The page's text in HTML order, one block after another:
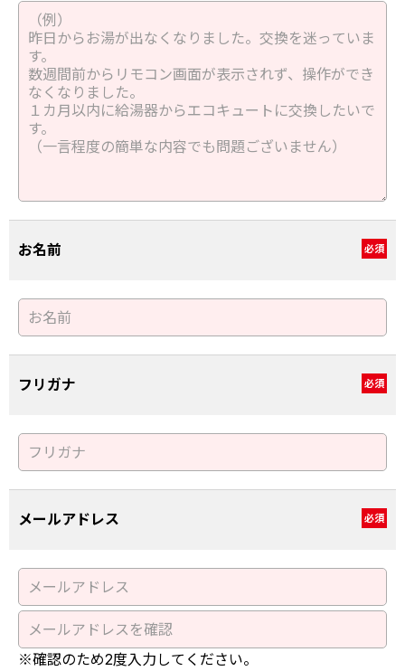
お名前 必須
フリガナ 必須
メールアドレス 必須
※確認のため2度入力してください。